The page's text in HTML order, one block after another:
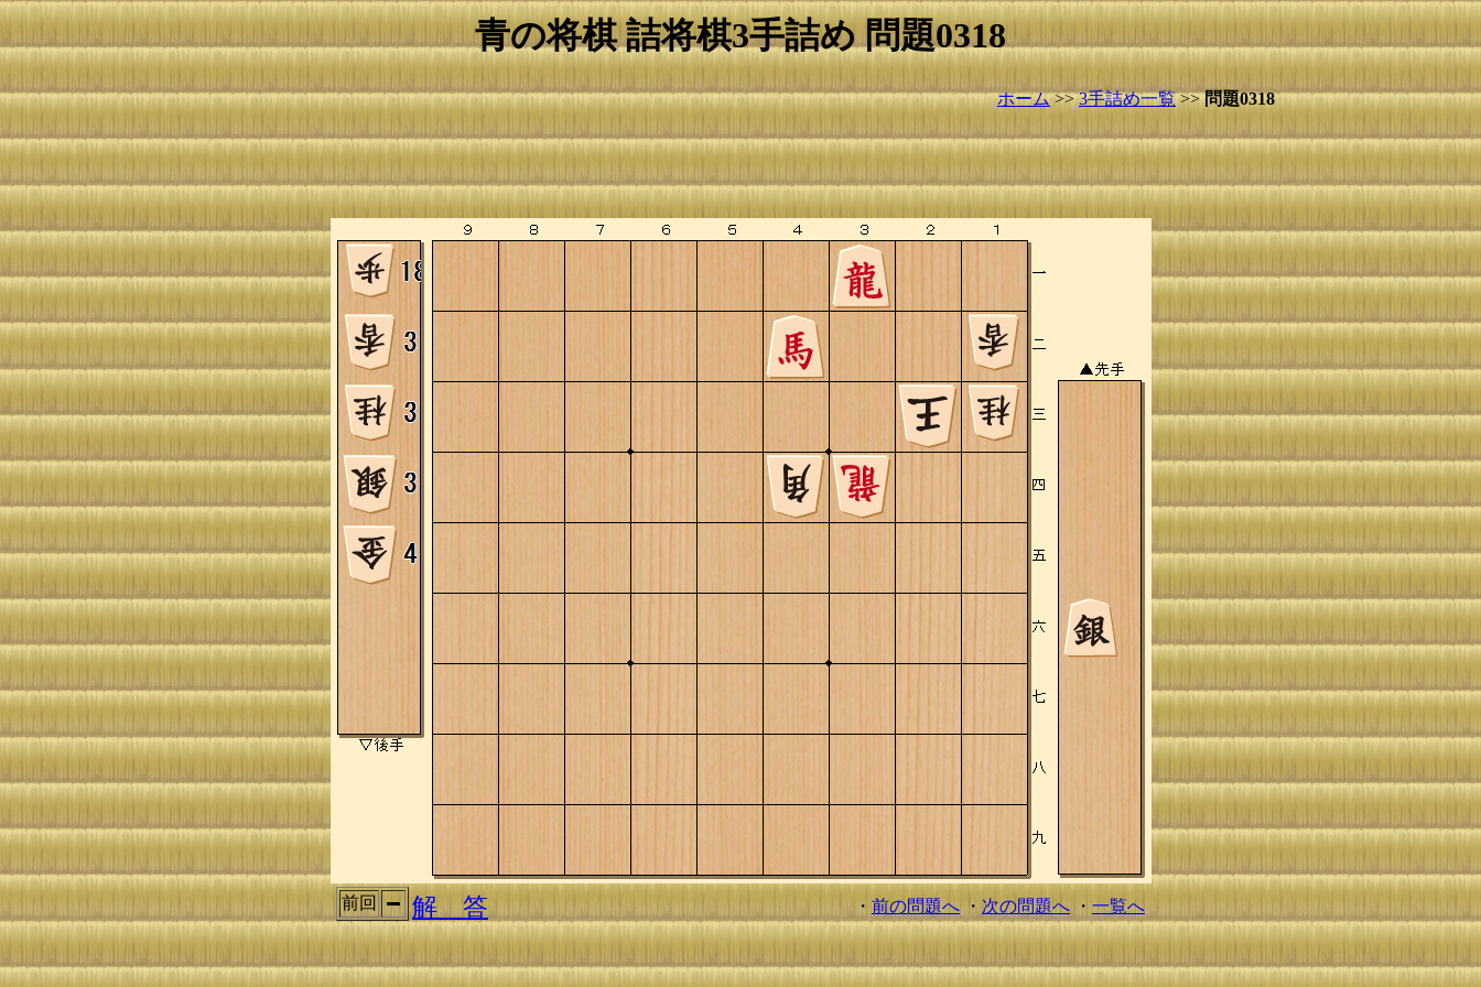
青の将棋 詰将棋3手詰め 問題0318
ホーム>>3手詰め一覧>>問題0318
前回 解 答 ・ 前の問題へ・次の問題へ ・ 一覧へ